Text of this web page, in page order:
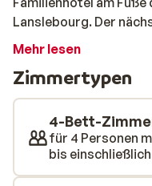
Lanslebourg. Der
und das Zentrum ist
wohnen mit
Urlaub keine
müssen. Auch die
werden von einem
unterhalten. In der
beheizten Pool oder in
Mehr lesen
Zimmertypen
4-Bett-
für 4 Personen
bis einschließlich